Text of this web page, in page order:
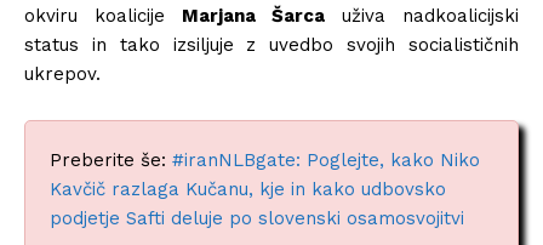
okviru koalicije Marjana Šarca uživa nadkoalicijski
status in tako izsiljuje z uvedbo svojih socialističnih
ukrepov.
Preberite še: #iranNLBgate: Poglejte, kako Niko
Kavčič razlaga Kučanu, kje in kako udbovsko
podjetje Safti deluje po slovenski osamosvojitvi